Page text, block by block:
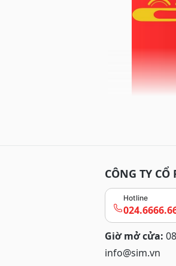
CÔNG TY
Hotline
Giờ mở cửa:
info@sim.vn